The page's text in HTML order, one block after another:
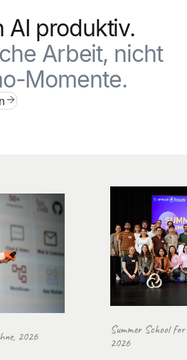
AI produktiv.
Arbeit, nicht
Momente.
2026
Summer School
2026